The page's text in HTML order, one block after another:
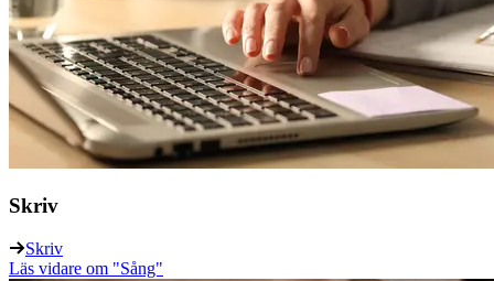
Skriv
Skriv
Läs vidare om "Sång"